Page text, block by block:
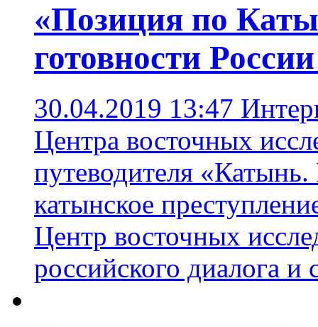
«Позиция по
готовности
30.04.2019 13:47
Центра восточных
путеводителя
катынское
Центр восточных
российского диалога и